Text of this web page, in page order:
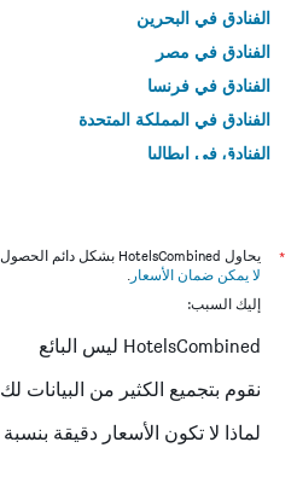
الفنادق في البحرين
الفنادق في مصر
الفنادق في فرنسا
الفنادق في المملكة المتحدة
الفنادق في إيطاليا
*
يحاول HotelsCombined بشكل دائم الحصول على الأسعار الدقيقة، ولكن
لا يمكن ضمان الأسعار .
إليك السبب:
HotelsCombined ليس البائع
نقوم بتجميع الكثير من البيانات لك
لماذا لا تكون الأسعار دقيقة بنسبة 100٪؟